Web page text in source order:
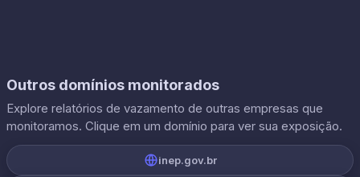
Outros domínios monitorados
Explore relatórios de vazamento de outras empresas que
monitoramos. Clique em um domínio para ver sua exposição.
inep.gov.br